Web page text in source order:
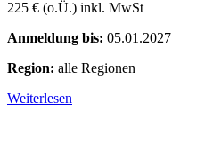
225 € (o.Ü.) inkl. MwSt
Anmeldung bis: 05.01.2027
Region: alle Regionen
Weiterlesen